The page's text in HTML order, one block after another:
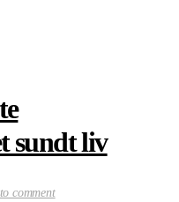
sundt liv
comment